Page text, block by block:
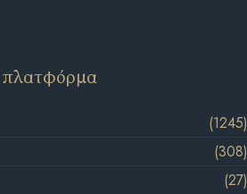
πλατφόρμα
(1245)
(308)
(27)